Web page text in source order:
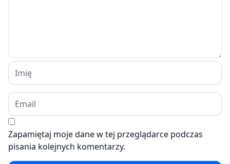
Zapamiętaj moje dane w tej przeglądarce podczas
pisania kolejnych komentarzy.